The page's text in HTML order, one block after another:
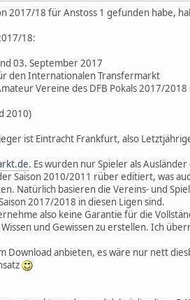
2017/18 für Anstoss 1 gefunden habe,
18:
03. September 2017
den Internationalen Transfermarkt
Vereine des DFB Pokals 2017/
2010)
ist Eintracht Frankfurt, also
. Es wurden nur Spieler als
Saison 2010/2011 rüber editiert, was
Natürlich basieren die Vereins- und
2017/2018 in diesen Ligen sind.
also keine Garantie für die
und Gewissen zu erstellen. Ich
Download anbieten, es wäre nur nett